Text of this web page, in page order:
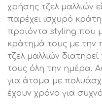
χρήσης τζελ μαλλιών
παρέχει ισχυρό
προϊόντα styling που
κράτημά τους με την
τζελ μαλλιών
τους όλη την ημέρα.
για άτομα με
έχουν χρόνο για